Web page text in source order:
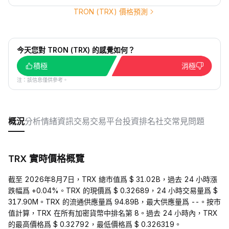
TRON (TRX) 價格預測
今天您對 TRON (TRX) 的感覺如何？
積極
消極
注：該信息僅供參考。
概況分析情緒資訊交易交易平台投資排名社交常見問題
TRX 實時價格概覽
截至 2026年8月7日，TRX 總市值爲 $ 31.02B，過去 24 小時漲
跌幅爲 +0.04%。TRX 的現價爲 $ 0.32689，24 小時交易量爲 $
317.90M。TRX 的流通供應量爲 94.89B，最大供應量爲 --。按市
值計算，TRX 在所有加密貨幣中排名第 8。過去 24 小時內，TRX
的最高價格爲 $ 0.32792，最低價格爲 $ 0.326319。